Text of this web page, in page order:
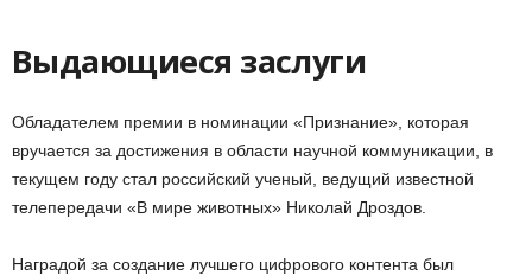
Выдающиеся заслуги
Обладателем премии в номинации «Признание», которая
вручается за достижения в области научной коммуникации, в
текущем году стал российский ученый, ведущий известной
телепередачи «В мире животных» Николай Дроздов.
Наградой за создание лучшего цифрового контента был